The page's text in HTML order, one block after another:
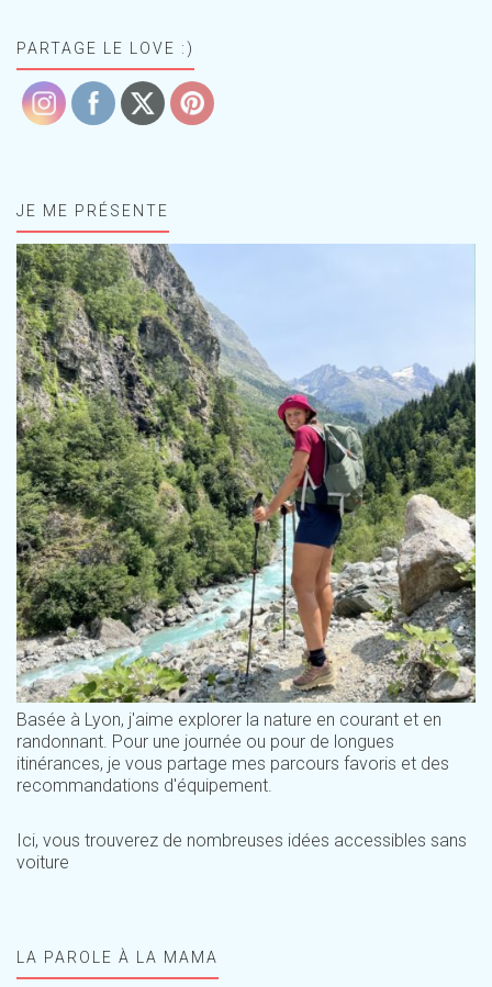
PARTAGE LE LOVE :)
JE ME PRÉSENTE
Basée à Lyon, j'aime explorer la nature en courant et en
randonnant. Pour une journée ou pour de longues
itinérances, je vous partage mes parcours favoris et des
recommandations d'équipement.
Ici, vous trouverez de nombreuses idées accessibles sans
voiture
LA PAROLE À LA MAMA